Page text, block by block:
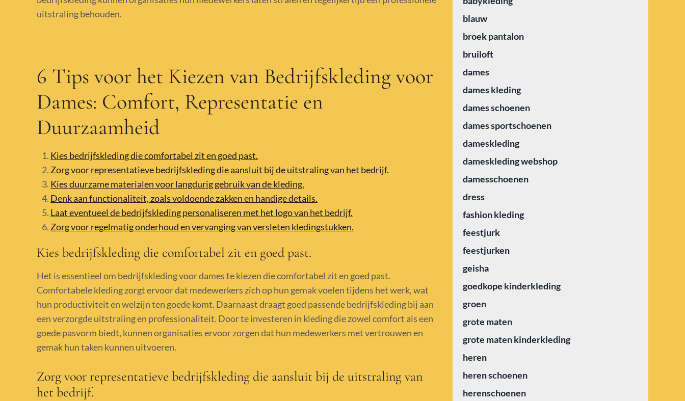
uitstraling behouden.
6 Tips voor het Kiezen van Bedrijfskleding voor
Dames: Comfort, Representatie en
Duurzaamheid
Kies bedrijfskleding die comfortabel zit en goed past.
Zorg voor representatieve bedrijfskleding die aansluit bij de uitstraling van het bedrijf.
Kies duurzame materialen voor langdurig gebruik van de kleding.
Denk aan functionaliteit, zoals voldoende zakken en handige details.
Laat eventueel de bedrijfskleding personaliseren met het logo van het bedrijf.
Zorg voor regelmatig onderhoud en vervanging van versleten kledingstukken.
Kies bedrijfskleding die comfortabel zit en goed past.
Het is essentieel om bedrijfskleding voor dames te kiezen die comfortabel zit en goed past.
Comfortabele kleding zorgt ervoor dat medewerkers zich op hun gemak voelen tijdens het werk, wat
hun productiviteit en welzijn ten goede komt. Daarnaast draagt goed passende bedrijfskleding bij aan
een verzorgde uitstraling en professionaliteit. Door te investeren in kleding die zowel comfort als een
goede pasvorm biedt, kunnen organisaties ervoor zorgen dat hun medewerkers met vertrouwen en
gemak hun taken kunnen uitvoeren.
Zorg voor representatieve bedrijfskleding die aansluit bij de uitstraling van
het bedrijf.
blauw
broek pantalon
bruiloft
dames
dames kleding
dames schoenen
dames sportschoenen
dameskleding
dameskleding webshop
damesschoenen
dress
fashion kleding
feestjurk
feestjurken
geisha
goedkope kinderkleding
groen
grote maten
grote maten kinderkleding
heren
heren schoenen
herenschoenen